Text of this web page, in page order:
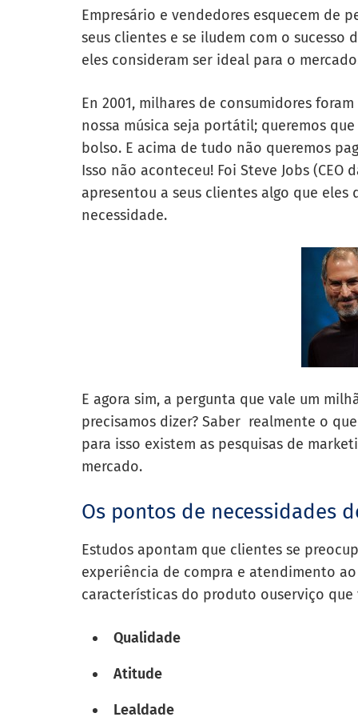
Empresário e vendedores esquecem de
seus clientes e se iludem com o sucesso
eles consideram ser ideal para o
En 2001, milhares de consumidores
nossa música seja portátil; queremos
bolso. E acima de tudo não queremos
Isso não aconteceu! Foi Steve Jobs
apresentou a seus clientes algo que eles
necessidade.
E agora sim, a pergunta que vale um
precisamos dizer? Saber realmente o
para isso existem as pesquisas de
mercado.
Os pontos de necessidades
Estudos apontam que clientes se
experiência de compra e atendimento
características do produto ouserviço
Qualidade
Atitude
Lealdade